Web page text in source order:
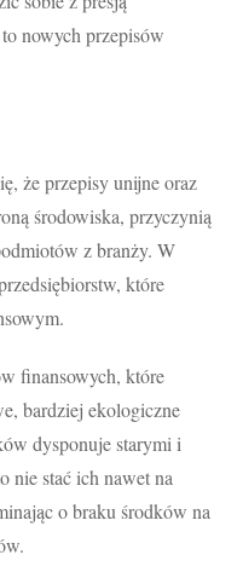
nowych przepisów
że przepisy unijne oraz
środowiska, przyczynią
z branży. W
które
finansowych, które
bardziej ekologiczne
dysponuje starymi i
nie stać ich nawet na
o braku środków na